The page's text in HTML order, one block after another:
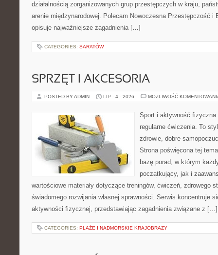
działalnością zorganizowanych grup przestępczych w kraju,
arenie międzynarodowej. Polecam Nowoczesna Przestępczość i
opisuje najważniejsze zagadnienia […]
CATEGORIES: SARATÓW
SPRZĘT I AKCESORIA
POSTED BY ADMIN LIP - 4 - 2026 MOŻLIWOŚĆ
Sport i aktywność
regularne ćwiczenia. To
zdrowie, dobre
Strona poświęcona tej
bazę porad, w którym
początkujący, jak i
wartościowe materiały dotyczące treningów, ćwiczeń, zdrowego
świadomego rozwijania własnej sprawności. Serwis koncentruje
aktywności fizycznej, przedstawiając zagadnienia związane z […]
CATEGORIES: PLAŻE I NADMORSKIE KRAJOBRAZY